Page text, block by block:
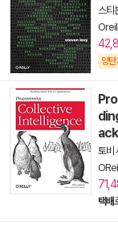
스티
양
토비
택배